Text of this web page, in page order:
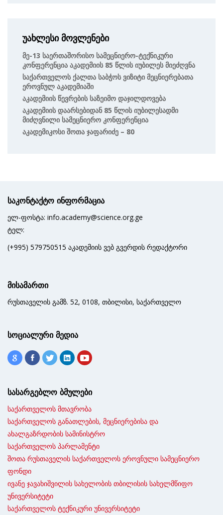
უახლესი მოვლენები
Მე-13 Საერთაშორისო Სამეცნიერო-Ტექნიკური
Კონფერენცია Აკადემიის 85 Წლის Იუბილეს Მიეძღვნა
Საქართველოს Ქალთა Საბჭოს Ვიზიტი Მეცნიერებათა
Ეროვნულ Აკადემიაში
Აკადემიის Წევრების Საზეიმო Დაჯილდოვება
Აკადემიის Დაარსებიდან 85 Წლის Იუბილესადმი
Მიძღვნილი Სამეცნიერო Კონფერენცია
Აკადემიკოსი Შოთა Ჯაფარიძე – 80
საკონტაქტო ინფორმაცია
ელ-ფოსტა: info.academy@science.org.ge
ტელ:
(+995) 579750515 აკადემიის ვებ გვერდის რედაქტორი
მისამართი
რუსთაველის გამზ. 52, 0108, თბილისი, საქართველო
სოციალური მედია
სასარგებლო ბმულები
საქართველოს მთავრობა
საქართველოს განათლების, მეცნიერებისა და
ახალგაზრდობის სამინისტრო
საქართველოს პარლამენტი
შოთა რუსთაველის საქართველოს ეროვნული სამეცნიერო
ფონდი
ივანე ჯავახიშვილის სახელობის თბილისის სახელმწიფო
უნივერსიტეტი
საქართველოს ტექნიკური უნივერსიტეტი